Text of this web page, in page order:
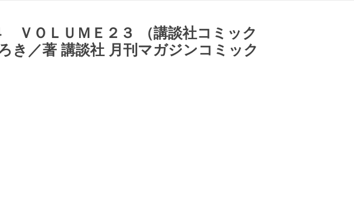
ＯＬＵＭＥ２３ （講談社コミック
／著 講談社 月刊マガジンコミック